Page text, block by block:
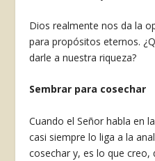
Dios realmente nos da la
para propósitos eternos.
darle a nuestra riqueza?
Sembrar para cosechar
Cuando el Señor habla en
casi siempre lo liga a la
cosechar y, es lo que